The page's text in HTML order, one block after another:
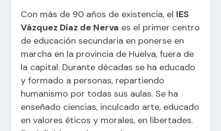
Con más de 90 años de existencia, el IES
Vázquez Díaz de Nerva es el primer centro
de educación secundaria en ponerse en
marcha en la provincia de Huelva, fuera de
la capital. Durante décadas se ha educado
y formado a personas, repartiendo
humanismo por todas sus aulas. Se ha
enseñado ciencias, inculcado arte, educado
en valores éticos y morales, en libertades.